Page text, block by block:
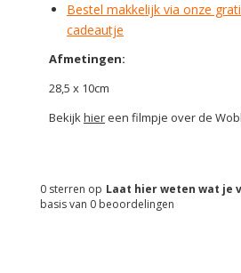
Bestel makkelijk via onze
cadeautje
Afmetingen:
28,5 x 10cm
Bekijkhiereen filmpje over de
Laat hier weten wat je
0 sterren op
basis van 0 beoordelingen